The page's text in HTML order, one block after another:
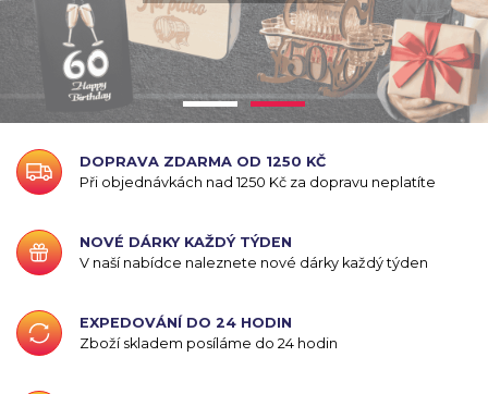
DOPRAVA ZDARMA OD 1250 KČ
Při objednávkách nad 1250 Kč za dopravu neplatíte
NOVÉ DÁRKY KAŽDÝ TÝDEN
V naší nabídce naleznete nové dárky každý týden
EXPEDOVÁNÍ DO 24 HODIN
Zboží skladem posíláme do 24 hodin